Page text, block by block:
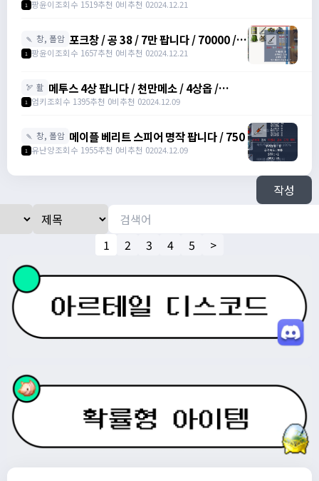
https://open.kakao.com/o/szTBqf6g
1 팡윤이조회수 1519추천 0비추천 02024.12.21
🍡 창, 폴암 포크창 / 공 38 / 7만 팝니다 / 70000 /
포크 창 /
https://open.kakao.com/o/szTBqf6g
1 팡윤이조회수 1657추천 0비추천 02024.12.21
🏹 활 메투스 4상 팝니다 / 천만메소 / 4상옵 /
https://open.kakao.com/o/srDmv3Wf
1 엄키조회수 1395추천 0비추천 02024.12.09
🍡 창, 폴암 메이플 베리트 스피어 명작 팝니다 / 750
1 유난양조회수 1955추천 0비추천 02024.12.09
작성
1 2 3 4 5 >